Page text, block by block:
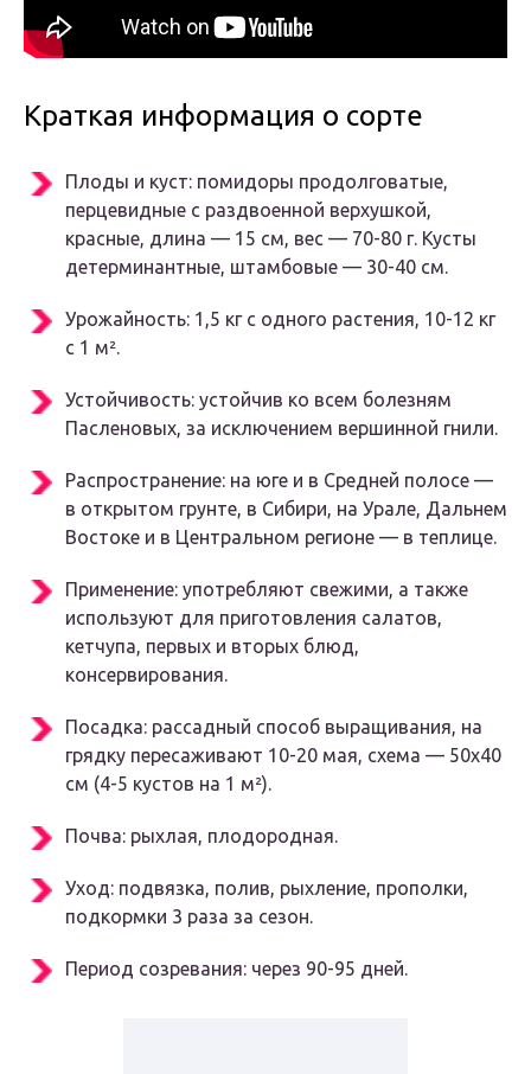
Краткая информация о сорте
Плоды и куст: помидоры продолговатые,
перцевидные с раздвоенной верхушкой,
красные, длина — 15 см, вес — 70-80 г. Кусты
детерминантные, штамбовые — 30-40 см.
Урожайность: 1,5 кг с одного растения, 10-12 кг
с 1 м².
Устойчивость: устойчив ко всем болезням
Пасленовых, за исключением вершинной гнили.
Распространение: на юге и в Средней полосе —
в открытом грунте, в Сибири, на Урале, Дальнем
Востоке и в Центральном регионе — в теплице.
Применение: употребляют свежими, а также
используют для приготовления салатов,
кетчупа, первых и вторых блюд,
консервирования.
Посадка: рассадный способ выращивания, на
грядку пересаживают 10-20 мая, схема — 50х40
см (4-5 кустов на 1 м²).
Почва: рыхлая, плодородная.
Уход: подвязка, полив, рыхление, прополки,
подкормки 3 раза за сезон.
Период созревания: через 90-95 дней.